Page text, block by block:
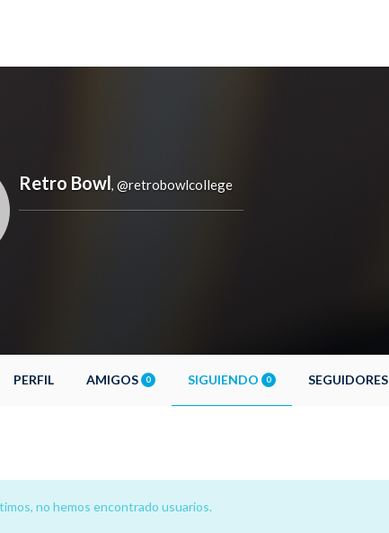
Retro Bowl, @retrobowlcollege
PERFIL AMIGOS 0 SIGUIENDO 0 SEGUIDORES
no hemos encontrado usuarios.